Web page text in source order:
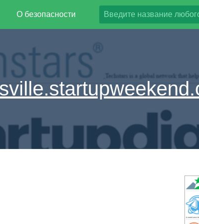
О безопасности